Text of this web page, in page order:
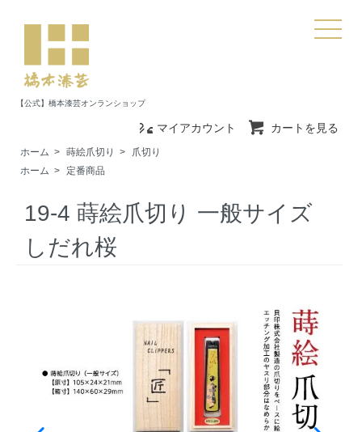
【公式】橋本漆芸オンランショップ
マイアカウント カートを見る
ホーム > 蒔絵爪切り >
爪切り
ホーム > 定番商品
19-4 蒔絵爪切り 一般サイズ
しだれ桜